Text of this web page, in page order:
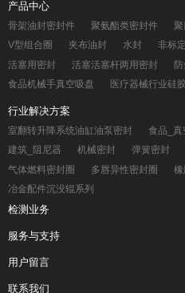
产品中心
骨架油封密封件 聚氨酯类密封件
V型组合圈
夹布油封 水封 非标
活塞用密封
活塞活塞杆两用密封
食品机械手真空吸盘
医疗器械行业硅
行业解决方案
室翻转升降系统油缸油泵密封 食品_真
建筑_阻尼器
机械密封 弹簧密封
气体燃料密封圈
多唇异性密封圈
橡
冶金配件沉没辊系列
检测业务
服务与支持
用户留言
联系我们